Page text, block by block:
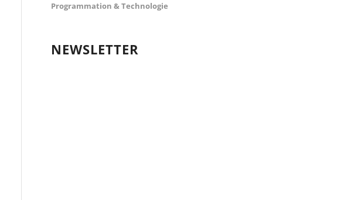
Programmation & Technologie
NEWSLETTER